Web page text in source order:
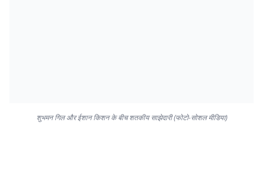
शुभमन गिल और ईशान किशन के बीच शतकीय साझेदारी (फोटो-सोशल मीडिया)